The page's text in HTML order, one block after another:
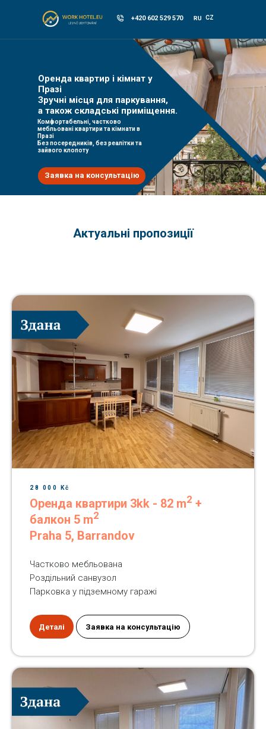
+420 602 529 570 RU CZ
Оренда квартир і кімнат у
Празі
Зручні місця для паркування,
а також складські приміщення.
Комфортабельні, частково
мебльовані квартири та кімнати в
Празі
Без посередників, без реалітки та
зайвого клопоту
Заявка на консультацію
Актуальні пропозиції
28 000 Kč
Оренда квартири 3kk - 82 m2 +
балкон 5 m2
Praha 5, Barrandov
Частково мебльована
Роздільний санвузол
Парковка у підземному гаражі
Деталі Заявка на консультацію